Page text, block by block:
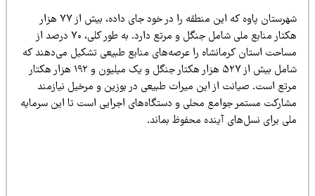
شهرستان پاوه که این منطقه را در خود جای داده، بیش از ۷۷ هزار
هکتار منابع ملی شامل جنگل و مرتع دارد. به طور کلی، ۷۰ درصد از
استان کرمانشاه را عرصه‌های منابع طبیعی تشکیل می‌دهند که
شامل بیش از ۵۲۷ هزار هکتار جنگل و یک میلیون و ۱۹۲ هزار هکتار
است. صیانت از این میراث طبیعی در بوزین و مرخیل نیازمند
مستمر جوامع محلی و دستگاه‌های اجرایی است تا این سرمایه
برای نسل‌های آینده محفوظ بماند.